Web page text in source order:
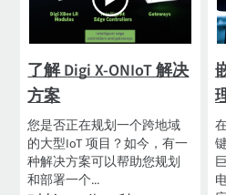
了解 Digi X-ONIoT 解决
方案
您是否正在规划一个跨地域
的大型IoT 项目？如今，有一
种解决方案可以帮助您规划
和部署一个...